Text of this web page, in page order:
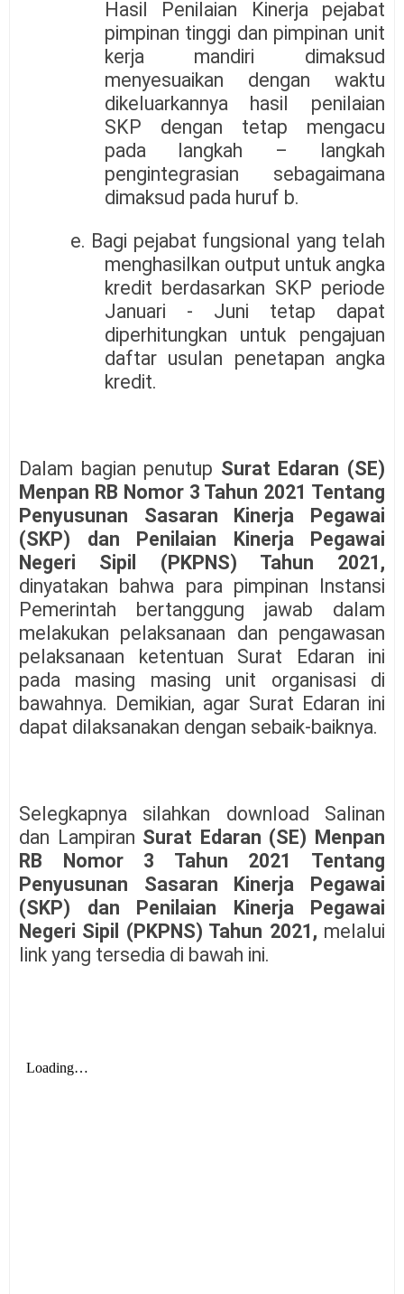
Hasil Penilaian Kinerja pejabat
pimpinan tinggi dan pimpinan unit
kerja mandiri dimaksud
menyesuaikan dengan waktu
dikeluarkannya hasil penilaian
SKP dengan tetap mengacu
pada langkah – langkah
pengintegrasian sebagaimana
dimaksud pada huruf b.
e. Bagi pejabat fungsional yang telah
menghasilkan output untuk angka
kredit berdasarkan SKP periode
Januari - Juni tetap dapat
diperhitungkan untuk pengajuan
daftar usulan penetapan angka
kredit.
Dalam bagian penutup Surat Edaran (SE)
Menpan RB Nomor 3 Tahun 2021 Tentang
Penyusunan Sasaran Kinerja Pegawai
(SKP) dan Penilaian Kinerja Pegawai
Negeri Sipil (PKPNS) Tahun 2021,
dinyatakan bahwa para pimpinan Instansi
Pemerintah bertanggung jawab dalam
melakukan pelaksanaan dan pengawasan
pelaksanaan ketentuan Surat Edaran ini
pada masing masing unit organisasi di
bawahnya. Demikian, agar Surat Edaran ini
dapat dilaksanakan dengan sebaik-baiknya.
Selegkapnya silahkan download Salinan
dan Lampiran Surat Edaran (SE) Menpan
RB Nomor 3 Tahun 2021 Tentang
Penyusunan Sasaran Kinerja Pegawai
(SKP) dan Penilaian Kinerja Pegawai
Negeri Sipil (PKPNS) Tahun 2021, melalui
link yang tersedia di bawah ini.